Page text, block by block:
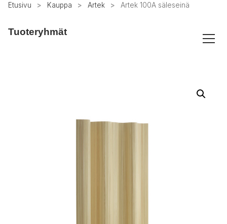
Etusivu > Kauppa > Artek > Artek 100A säleseinä
Tuoteryhmät